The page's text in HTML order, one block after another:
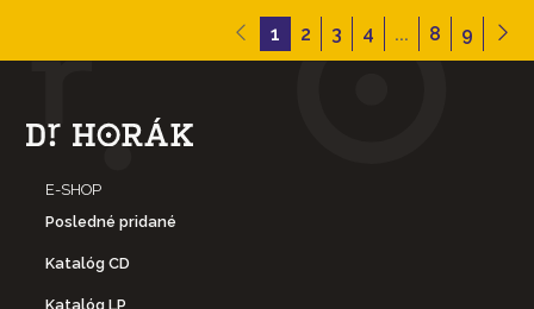
1 2 3 4 ... 8 9
E-SHOP
Posledné pridané
Katalóg CD
Katalóg LP